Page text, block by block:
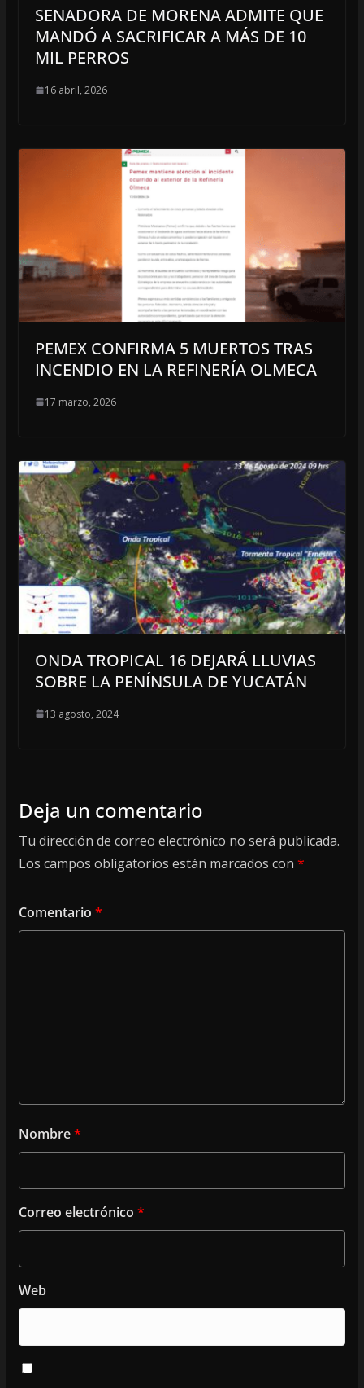
SENADORA DE MORENA ADMITE QUE
MANDÓ A SACRIFICAR A MÁS DE 10
MIL PERROS
16 abril, 2026
PEMEX CONFIRMA 5 MUERTOS TRAS
INCENDIO EN LA REFINERÍA OLMECA
17 marzo, 2026
ONDA TROPICAL 16 DEJARÁ LLUVIAS
SOBRE LA PENÍNSULA DE YUCATÁN
13 agosto, 2024
Deja un comentario
Tu dirección de correo electrónico no será publicada.
Los campos obligatorios están marcados con *
Comentario *
Nombre*
Correo electrónico *
Web